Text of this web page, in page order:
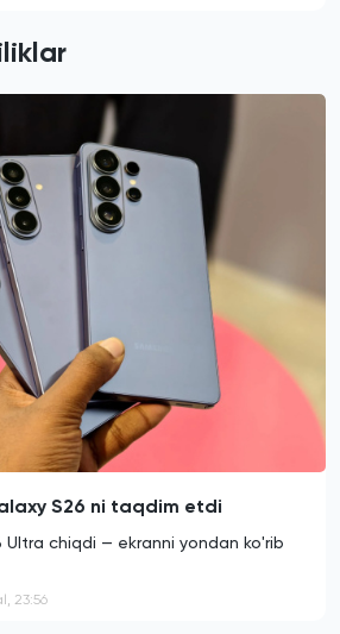
S26 ni taqdim etdi
Ultra chiqdi — ekranni yondan ko'rib
23:56